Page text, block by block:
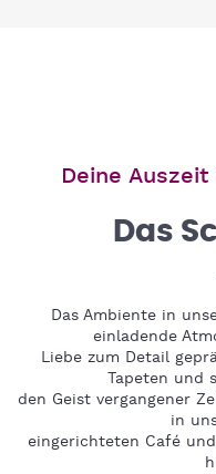
Deine
Das
Das Ambiente in
einladende
Liebe zum Detail
Tapeten und
den Geist vergangener
in
eingerichteten Café